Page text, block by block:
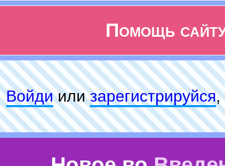
Помощь
Войдиилизарeгиcтpируйся,